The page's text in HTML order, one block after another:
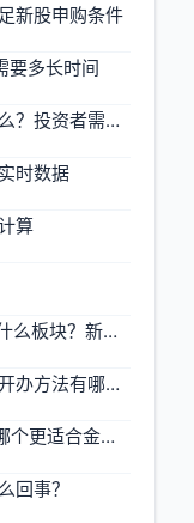
新股申购条件
要多长时间
可转债申购条件是什么？投资者需要满足哪些要求才能参与打新
时数据
算
300开头的股票属于什么板块？新手投资者需了解的创业板基础
深圳市场存托凭证的开办方法有哪些步骤
Tushare与Akshare哪个更适合金融数据获取
回事？